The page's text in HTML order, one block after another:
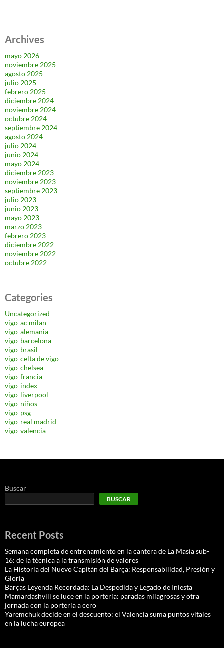
Archives
mayo 2026
noviembre 2025
agosto 2025
julio 2025
febrero 2025
diciembre 2024
noviembre 2024
octubre 2024
septiembre 2024
agosto 2024
julio 2024
junio 2024
mayo 2024
diciembre 2023
noviembre 2023
septiembre 2023
julio 2023
junio 2023
mayo 2023
marzo 2023
febrero 2023
diciembre 2022
noviembre 2022
octubre 2022
Categories
Uncategorized
vigo-ac milan
vigo-alemania
vigo-barcelona
vigo-brasil
vigo-celta de vigo
vigo-chelsea
vigo-francia
vigo-index
vigo-liverpool
vigo-niños
vigo-psg
vigo-real madrid
vigo-valencia
Buscar
BUSCAR
Recent Posts
Semana completa de entrenamiento en la cantera de La Masía sub-
16: de la técnica a la transmisión de valores
La Historia del Nuevo Capitán del Barça: Responsabilidad, Presión y
Gloria
Barças Leyenda Recordada: La Despedida y Legado de Iniesta
Mamardashvili se luce en la portería: paradas milagrosas y otra
jornada con la portería a cero
Yaremchuk decide en el descuento: el Valencia suma puntos vitales
en la lucha europea